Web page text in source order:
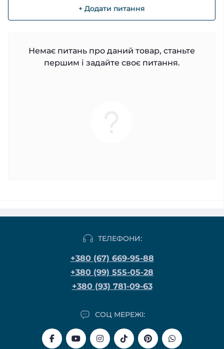
+ Додати питання
Немає питань про даний товар, станьте
першим і задайте своє питання.
ТЕЛЕФОНИ:
+380 (67) 669-95-88
+380 (99) 555-05-28
+380 (93) 781-09-63
СОЦ МЕРЕЖІ: